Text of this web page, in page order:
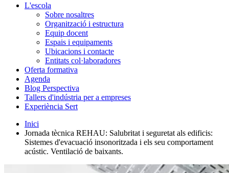
L'escola
Sobre nosaltres
Organització i estructura
Equip docent
Espais i equipaments
Ubicacions i contacte
Entitats col·laboradores
Oferta formativa
Agenda
Blog Perspectiva
Tallers d'indústria per a empreses
Experiència Sert
Inici
Jornada tècnica REHAU: Salubritat i seguretat als edificis:
Sistemes d'evacuació insonoritzada i els seu comportament
acústic. Ventilació de baixants.